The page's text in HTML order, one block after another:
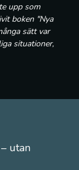
upp som
boken "Nya
sätt var
situationer,
utan